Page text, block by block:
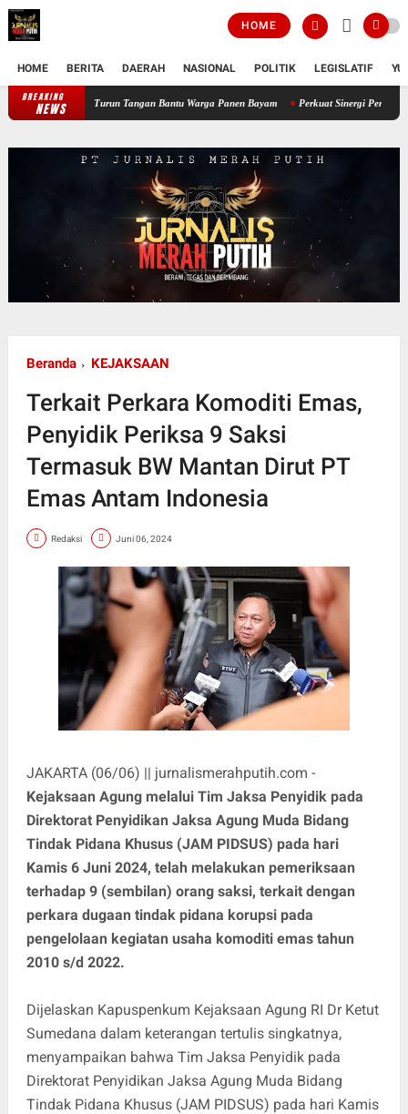
HOME
HOME BERITA DAERAH NASIONAL POLITIK LEGISLATIF
BREAKING
NEWSPerkuat Ketahanan Pangan Wilayah, Babinsa Koramil 12/Tnp Turun Tangan
Beranda KEJAKSAAN
Terkait Perkara Komoditi Emas,
Penyidik Periksa 9 Saksi
Termasuk BW Mantan Dirut PT
Emas Antam Indonesia
Redaksi Juni 06, 2024
JAKARTA (06/06) || jurnalismerahputih.com -
Kejaksaan Agung melalui Tim Jaksa Penyidik pada
Direktorat Penyidikan Jaksa Agung Muda Bidang
Tindak Pidana Khusus (JAM PIDSUS) pada hari
Kamis 6 Juni 2024, telah melakukan pemeriksaan
terhadap 9 (sembilan) orang saksi, terkait dengan
perkara dugaan tindak pidana korupsi pada
pengelolaan kegiatan usaha komoditi emas tahun
2010 s/d 2022.
Dijelaskan Kapuspenkum Kejaksaan Agung RI Dr Ketut
Sumedana dalam keterangan tertulis singkatnya,
menyampaikan bahwa Tim Jaksa Penyidik pada
Direktorat Penyidikan Jaksa Agung Muda Bidang
Tindak Pidana Khusus (JAM PIDSUS) pada hari Kamis